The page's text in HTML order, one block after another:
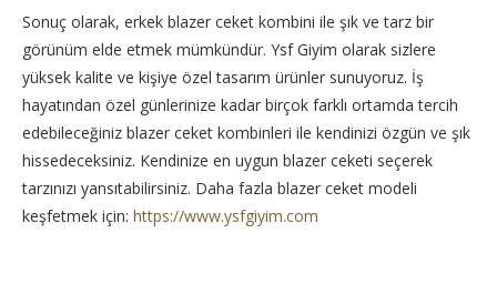
Sonuç olarak, erkek blazer ceket kombini ile şık ve tarz bir
görünüm elde etmek mümkündür. Ysf Giyim olarak sizlere
yüksek kalite ve kişiye özel tasarım ürünler sunuyoruz. İş
hayatından özel günlerinize kadar birçok farklı ortamda tercih
edebileceğiniz blazer ceket kombinleri ile kendinizi özgün ve şık
hissedeceksiniz. Kendinize en uygun blazer ceketi seçerek
tarzınızı yansıtabilirsiniz. Daha fazla blazer ceket modeli
keşfetmek için: https://www.ysfgiyim.com